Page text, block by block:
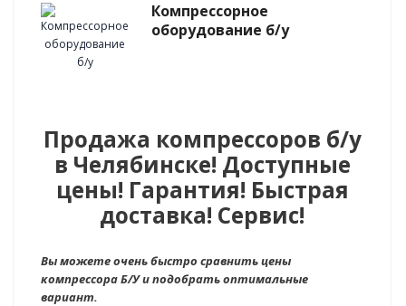
Компрессорное
оборудование б/у
Продажа компрессоров б/у
в Челябинске! Доступные
цены! Гарантия! Быстрая
доставка! Сервис!
Вы можете очень быстро сравнить цены
компрессора Б/У и подобрать оптимальные
вариант.